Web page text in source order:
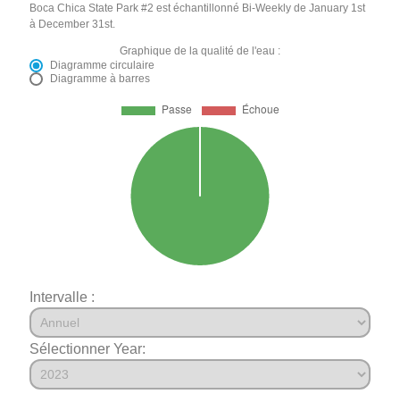
Boca Chica State Park #2 est échantillonné Bi-Weekly de January 1st
à December 31st.
Graphique de la qualité de l'eau :
Diagramme circulaire
Diagramme à barres
Intervalle :
Sélectionner Year: